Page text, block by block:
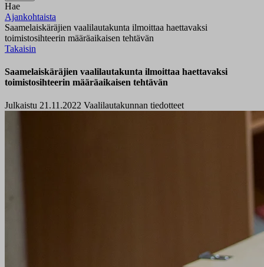
Hae
Ajankohtaista
Saamelaiskäräjien vaalilautakunta ilmoittaa haettavaksi
toimistosihteerin määräaikaisen tehtävän
Takaisin
Saamelaiskäräjien vaalilautakunta ilmoittaa haettavaksi
toimistosihteerin määräaikaisen tehtävän
Julkaistu 21.11.2022 Vaalilautakunnan tiedotteet